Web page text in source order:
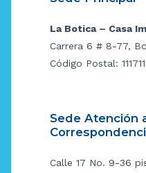
La Botica – Casa
Carrera 6 # 8-77,
Código Postal: 111711
Sede Atención
Calle 17 No. 9-36